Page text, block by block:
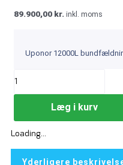
89.900,00 kr. inkl. moms
Uponor 12000L
Uponor
12000L
bundfældningstank
30PE
Læg i kurv
Loading...
Yderligere